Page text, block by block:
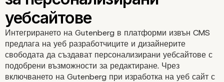
Разбиране на
блокове система за
редактиране на
Интегрирането на Gutenberg в платформи извън CMS
предлага на уеб разработчиците и дизайнерите
свободата да създават персонализирани уебсайтове с
подобрени възможности за редактиране. Чрез
включването на Gutenberg при изработка на уеб сайт с